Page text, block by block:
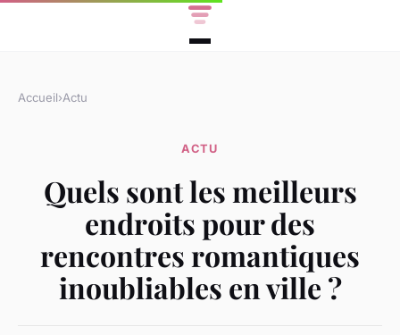
Accueil›Actu
ACTU
Quels sont les meilleurs
endroits pour des
rencontres romantiques
inoubliables en ville ?